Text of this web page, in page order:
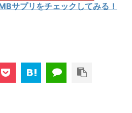
サプリをチェックしてみる！